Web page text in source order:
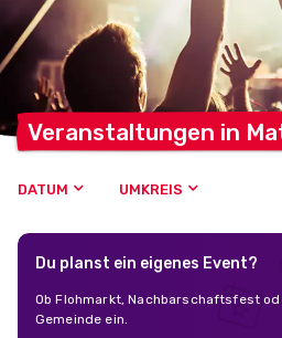
Veranstaltungen in
DATUM UMKREIS
Du planst ein eigenes Event?
Ob Flohmarkt, Nachbarschaftsfest
Gemeinde ein.